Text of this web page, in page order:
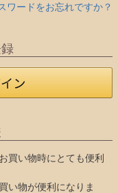
ワードをお忘れですか？
買い物時にとても便利
い物が便利になりま